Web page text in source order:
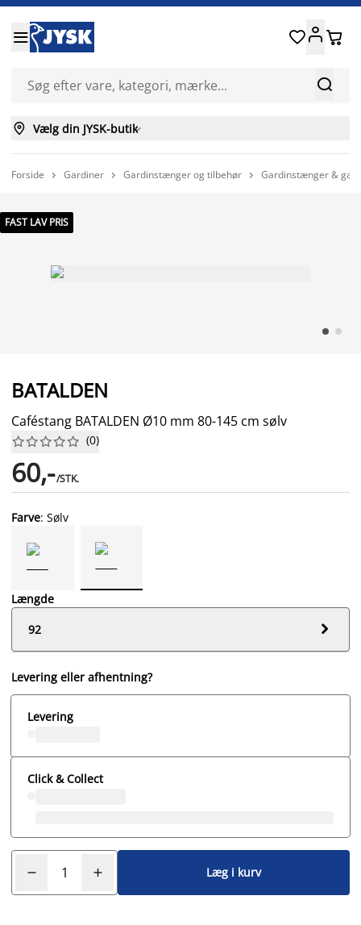


 
 Vælg din JYSK-butik
Forside  Gardiner  Gardinstænger og tilbehør  Gardinstænger &
FAST LAV PRIS
BATALDEN
Caféstang BATALDEN Ø10 mm 80-145 cm sølv





 (0)
60,-/STK.
Farve: Sølv
Længde
92

Levering eller afhentning?
Levering
Click & Collect
Læg i kurv